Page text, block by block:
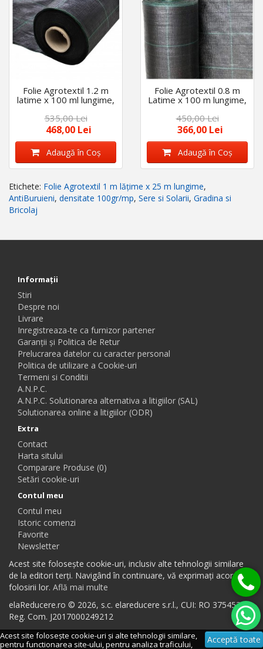
Folie Agrotextil 1.2 m
latime x 100 ml lungime,
antiburuieni,100gr/mp
densitate
535,00 Lei
468,00 Lei
Adaugă în Coş
Folie Agrotextil 0.8 m
Latime x 100 m lungime,
AntiBuruieni, 100gr/mp
densitate
450,00 Lei
366,00 Lei
Adaugă în Coş
Etichete: Folie Agrotextil 1 m lățime x 25 m lungime,
AntiBuruieni, densitate 100gr/mp, Sere si Solarii, Gradina si
Bricolaj
Informaţii
Stiri
Despre noi
Livrare
Inregistreaza-te ca furnizor partener
Garanții și Politica de Retur
Prelucrarea datelor cu caracter personal
Politica de utilizare a Cookie-uri
Termeni si Conditii
A.N.P.C.
A.N.P.C. Solutionarea alternativa a litigiilor (SAL)
Solutionarea online a litigiilor (ODR)
Extra
Contact
Harta sitului
Comparare Produse (0)
Setări cookie-uri
Contul meu
Contul meu
Istoric comenzi
Favorite
Newsletter
Acest site folosește cookie-uri, inclusiv alte tehnologii similare
de la editori terți. Navigând în continuare, vă exprimați acordul
folosirii lor. Află mai multe
elaReducere.ro © 2026, s.c. elareducere s.r.l., CUI: RO 37545384,
Reg. Com. J2017000249212
Acest site folosește cookie-uri și alte tehnologii similare,
pentru functionarea site-ului, pentru analiza traficului,
Acceptă toate